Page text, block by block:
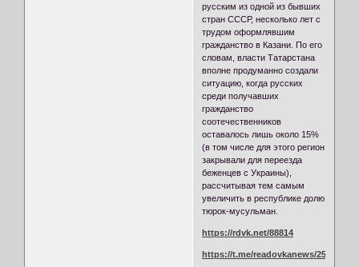
русским из одной из бывших
стран СССР, несколько лет с
трудом оформлявшим
гражданство в Казани. По его
словам, власти Татарстана
вполне продуманно создали
ситуацию, когда русских
среди получавших
гражданство
соотечественников
оставалось лишь около 15%
(в том числе для этого регион
закрывали для переезда
беженцев с Украины),
рассчитывая тем самым
увеличить в республике долю
тюрок-мусульман.
https://rdvk.net/88814
https://t.me/readovkanews/25987